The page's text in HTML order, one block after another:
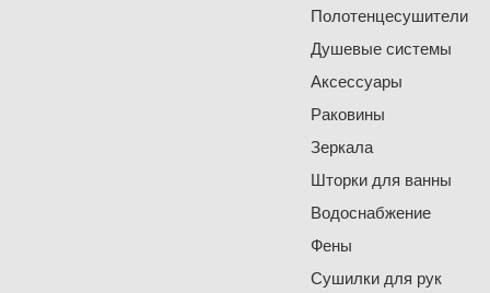
Полотенцесушители
Душевые системы
Аксессуары
Раковины
Зеркала
Шторки для ванны
Водоснабжение
Фены
Сушилки для рук